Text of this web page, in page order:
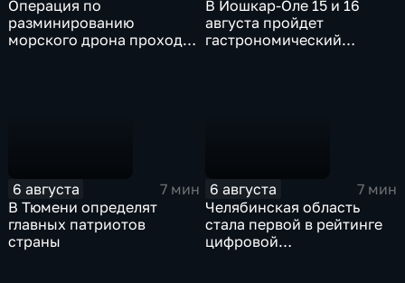
Операция по
разминированию
морского дрона проходит
В Йошкар-Оле 15 и 16
августа пройдет
гастрономический
6 августа
7 мин
В Тюмени определят
главных патриотов
страны
6 августа
7 мин
Челябинская область
стала первой в рейтинге
цифровой